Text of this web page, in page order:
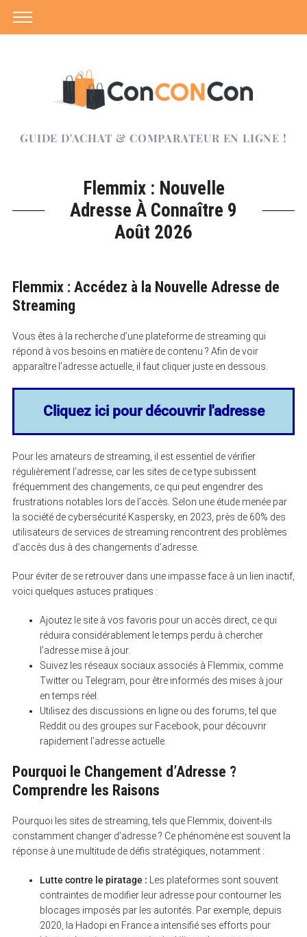
GUIDE D'ACHAT & COMPARATEUR EN LIGNE !
Flemmix : Nouvelle
Adresse À Connaître 9
Août 2026
Flemmix : Accédez à la Nouvelle Adresse de
Streaming
Vous êtes à la recherche d’une plateforme de streaming qui
répond à vos besoins en matière de contenu ? Afin de voir
apparaître l’adresse actuelle, il faut cliquer juste en dessous.
Cliquez ici pour découvrir l'adresse
Pour les amateurs de streaming, il est essentiel de vérifier
régulièrement l’adresse, car les sites de ce type subissent
fréquemment des changements, ce qui peut engendrer des
frustrations notables lors de l’accès. Selon une étude menée par
la société de cybersécurité Kaspersky, en 2023, près de 60% des
utilisateurs de services de streaming rencontrent des problèmes
d’accès dus à des changements d’adresse.
Pour éviter de se retrouver dans une impasse face à un lien inactif,
voici quelques astuces pratiques :
Ajoutez le site à vos favoris pour un accès direct, ce qui
réduira considérablement le temps perdu à chercher
l’adresse mise à jour.
Suivez les réseaux sociaux associés à Flemmix, comme
Twitter ou Telegram, pour être informés des mises à jour
en temps réel.
Utilisez des discussions en ligne ou des forums, tel que
Reddit ou des groupes sur Facebook, pour découvrir
rapidement l’adresse actuelle.
Pourquoi le Changement d’Adresse ?
Comprendre les Raisons
Pourquoi les sites de streaming, tels que Flemmix, doivent-ils
constamment changer d’adresse ? Ce phénomène est souvent la
réponse à une multitude de défis stratégiques, notamment :
Lutte contre le piratage : Les plateformes sont souvent
contraintes de modifier leur adresse pour contourner les
blocages imposés par les autorités. Par exemple, depuis
2020, la Hadopi en France a intensifié ses efforts pour